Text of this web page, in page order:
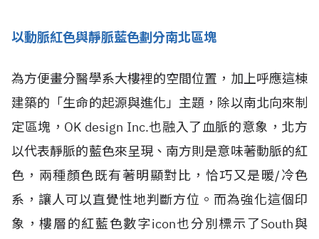
以動脈紅色與靜脈藍色劃分南北區塊
為方便畫分醫學系大樓裡的空間位置，加上呼應這棟
建築的「生命的起源與進化」主題，除以南北向來制
定區塊，OK design Inc.也融入了血脈的意象，北方
以代表靜脈的藍色來呈現、南方則是意味著動脈的紅
色，兩種顏色既有著明顯對比，恰巧又是暖/冷色
系，讓人可以直覺性地判斷方位。而為強化這個印
象，樓層的紅藍色數字icon也分別標示了South與